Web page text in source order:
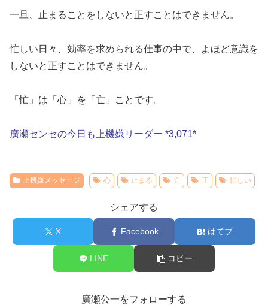
一旦、止まることをしないと正すことはできません。
忙しい日々、効率を求められる仕事の中で、よほど意識を
しないと正すことはできません。
「忙」は「心」を「亡」ことです。
廣瀬センセの今日も上機嫌リーダー *3,071*
上機嫌メッセージ 心 止まる 亡 正 忙しい
シェアする
X Facebook はてブ
LINE コピー
廣瀬公一をフォローする